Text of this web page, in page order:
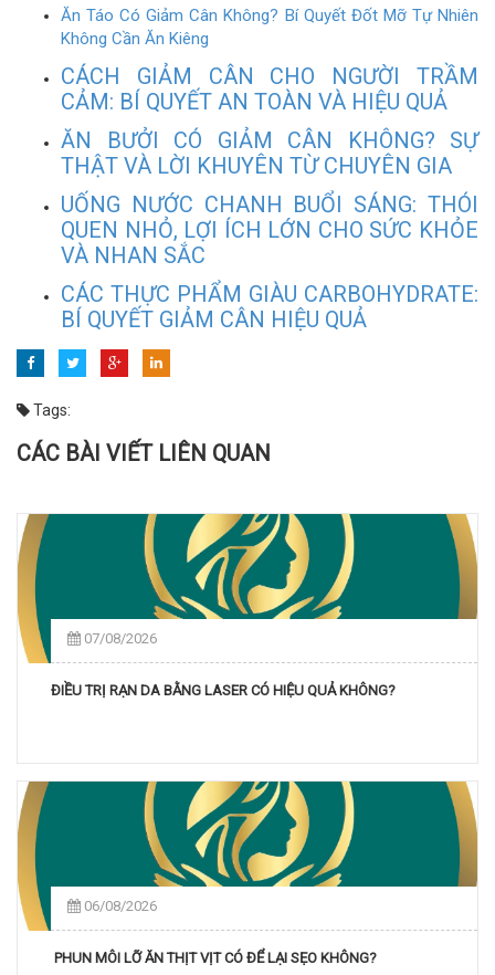
Ăn Táo Có Giảm Cân Không? Bí Quyết Đốt Mỡ Tự Nhiên
Không Cần Ăn Kiêng
CÁCH GIẢM CÂN CHO NGƯỜI TRẦM
CẢM: BÍ QUYẾT AN TOÀN VÀ HIỆU QUẢ
ĂN BƯỞI CÓ GIẢM CÂN KHÔNG? SỰ
THẬT VÀ LỜI KHUYÊN TỪ CHUYÊN GIA
UỐNG NƯỚC CHANH BUỔI SÁNG: THÓI
QUEN NHỎ, LỢI ÍCH LỚN CHO SỨC KHỎE
VÀ NHAN SẮC
CÁC THỰC PHẨM GIÀU CARBOHYDRATE:
BÍ QUYẾT GIẢM CÂN HIỆU QUẢ
Tags:
CÁC BÀI VIẾT LIÊN QUAN
07/08/2026
ĐIỀU TRỊ RẠN DA BẰNG LASER CÓ HIỆU QUẢ KHÔNG?
06/08/2026
PHUN MÔI LỠ ĂN THỊT VỊT CÓ ĐỂ LẠI SẸO KHÔNG?